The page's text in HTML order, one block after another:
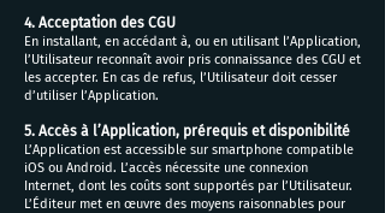
4. Acceptation des CGU
En installant, en accédant à, ou en utilisant l’Application,
l’Utilisateur reconnaît avoir pris connaissance des CGU et
les accepter. En cas de refus, l’Utilisateur doit cesser
d’utiliser l’Application.
5. Accès à l’Application, prérequis et disponibilité
L’Application est accessible sur smartphone compatible
iOS ou Android. L’accès nécessite une connexion
Internet, dont les coûts sont supportés par l’Utilisateur.
L’Éditeur met en œuvre des moyens raisonnables pour